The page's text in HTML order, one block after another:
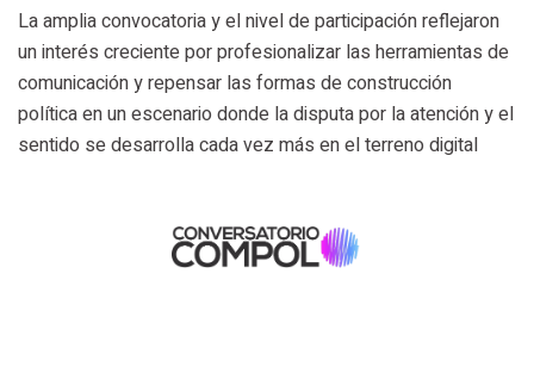
La amplia convocatoria y el nivel de participación reflejaron
un interés creciente por profesionalizar las herramientas de
comunicación y repensar las formas de construcción
política en un escenario donde la disputa por la atención y el
sentido se desarrolla cada vez más en el terreno digital